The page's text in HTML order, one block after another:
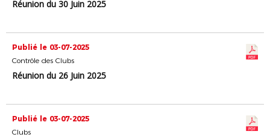
Réunion du 30 Juin 2025
Publié le 03-07-2025
Contrôle des Clubs
Réunion du 26 Juin 2025
Publié le 03-07-2025
Clubs